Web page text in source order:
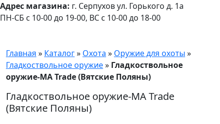
ПН-СБ с 10-00 до 19-00, ВС с 10-00 до 18-00
Адрес магазина: г. Серпухов ул. Горького д. 1а
Главная » Каталог» Охота » Оружие для охоты »
Гладкоствольное оружие» Гладкоствольное
оружие-MA Trade (Вятские Поляны)
Гладкоствольное оружие-MA Trade
(Вятские Поляны)